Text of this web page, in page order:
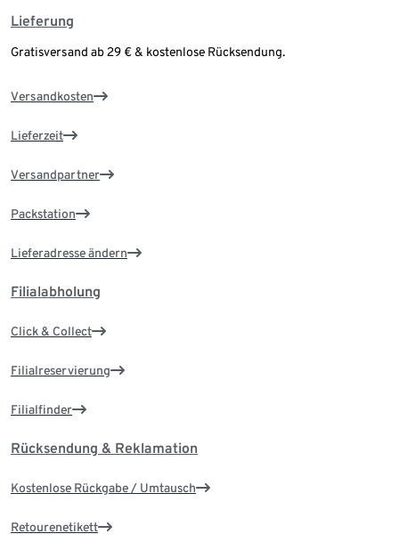
Lieferung
Gratisversand ab 29 € & kostenlose Rücksendung.
Versandkosten
Lieferzeit
Versandpartner
Packstation
Lieferadresse ändern
Filialabholung
Click & Collect
Filialreservierung
Filialfinder
Rücksendung & Reklamation
Kostenlose Rückgabe / Umtausch
Retourenetikett